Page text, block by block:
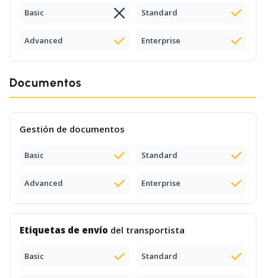
Basic Standard
Advanced Enterprise
Documentos
Gestión de documentos
Basic Standard
Advanced Enterprise
Etiquetas de envío del transportista
Basic Standard